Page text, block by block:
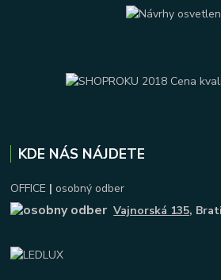
KDE NÁS NÁJDETE
OFFICE | osobný odber
Vajnorská 135,